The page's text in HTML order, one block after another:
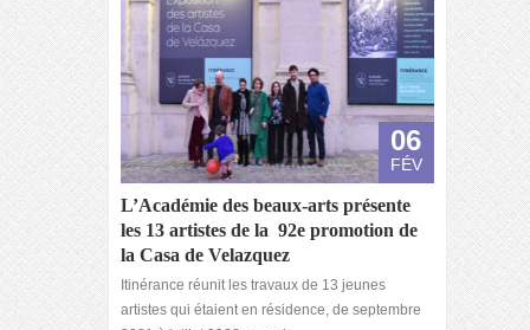
06
FÉV
L’Académie des beaux-arts présente
les 13 artistes de la 92e promotion de
la Casa de Velazquez
Itinérance réunit les travaux de 13 jeunes
artistes qui étaient en résidence, de septembre